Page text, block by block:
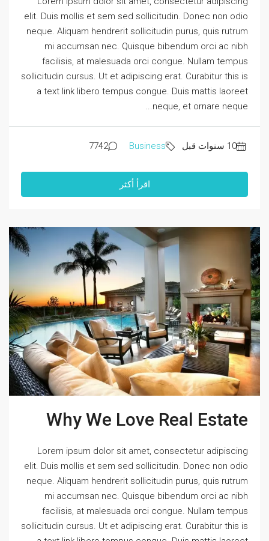
elit. Duis mollis et sem sed sollicitudin. Donec non odio
neque. Aliquam hendrerit sollicitudin purus, quis rutrum
mi accumsan nec. Quisque bibendum orci ac nibh
facilisis, at malesuada orci congue. Nullam tempus
sollicitudin cursus. Ut et adipiscing erat. Curabitur this is
a text link libero tempus congue. Duis mattis laoreet
neque, et ornare neque...
Business
7742
اقرأ أكثر
Why We Love Real Estate
Lorem ipsum dolor sit amet, consectetur adipiscing
elit. Duis mollis et sem sed sollicitudin. Donec non odio
neque. Aliquam hendrerit sollicitudin purus, quis rutrum
mi accumsan nec. Quisque bibendum orci ac nibh
facilisis, at malesuada orci congue. Nullam tempus
sollicitudin cursus. Ut et adipiscing erat. Curabitur this is